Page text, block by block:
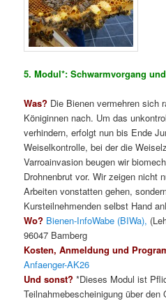
5. Modul*: Schwarmvorgang
Was? Die Bienen vermehren sich
Königinnen nach. Um das
verhindern, erfolgt nun bis Ende
Weiselkontrolle, bei der die
Varroainvasion beugen wir
Drohnenbrut vor. Wir zeigen nicht
Arbeiten vonstatten gehen,
Kursteilnehmenden selbst Hand
Wo? Bienen-InfoWabe (BIWa),
96047 Bamberg
Kosten, Anmeldung und
Anfaenger-AK26
Und sonst? *Dieses Modul ist
Teilnahmebescheinigung über den